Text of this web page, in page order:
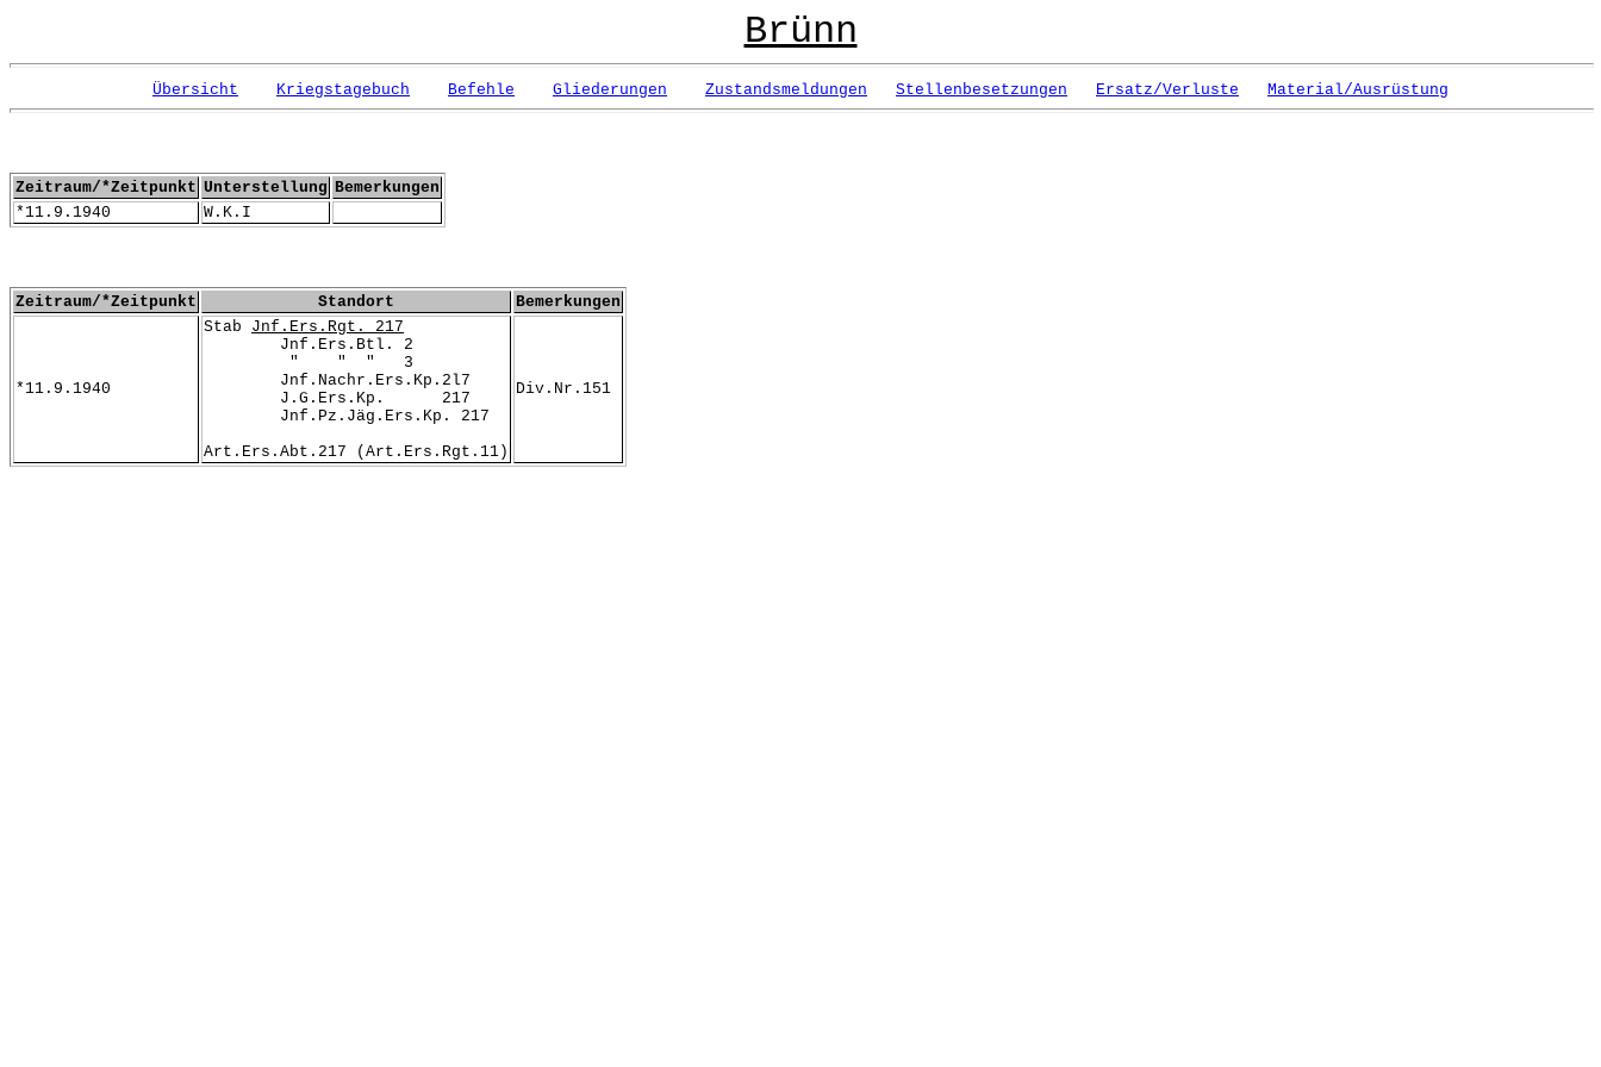
Brünn
Übersicht Kriegstagebuch Befehle Gliederungen Zustandsmeldungen Stellenbesetzungen Ersatz/Verluste Material/Ausrüstung
Zeitraum/*Zeitpunkt Unterstellung Bemerkungen
*11.9.1940
W.K.I
Zeitraum/*Zeitpunkt Standort Bemerkungen
*11.9.1940
Stab Jnf.Ers.Rgt. 217
Jnf.Ers.Btl. 2
" " " 3
Jnf.Nachr.Ers.Kp.2l7
J.G.Ers.Kp. 217
Jnf.Pz.Jäg.Ers.Kp. 217
Art.Ers.Abt.217 (Art.Ers.Rgt.11)
Div.Nr.151